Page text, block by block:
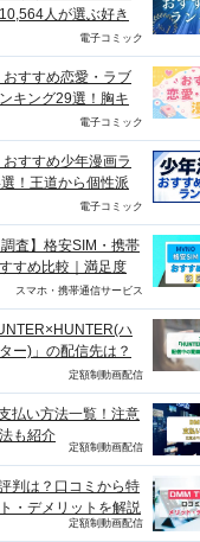
人が選ぶ好き
電子コミック
おすすめ恋愛・ラブ
キング29選！胸キ
電子コミック
おすすめ少年漫画ラ
！王道から個性派
電子コミック
調査】格安SIM・携帯
すめ比較｜満足度
スマホ・携帯通信サービス
ハ
ー)」の配信先は？
定額制動画配信
払い方法一覧！注意
も紹介
定額制動画配信
判は？口コミから特
・デメリットを解説
定額制動画配信